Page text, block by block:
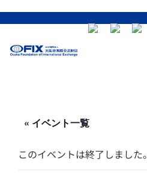
« イベント一覧
このイベントは終了しました。